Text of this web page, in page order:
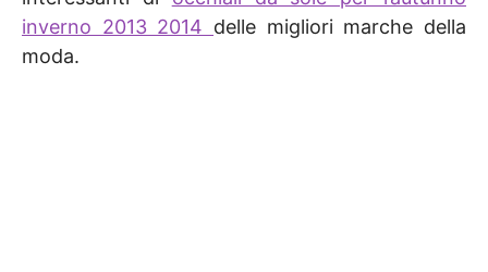
inverno 2013 2014 delle migliori marche della
moda.